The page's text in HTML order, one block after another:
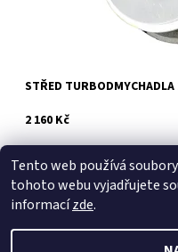
STŘED
2 160 Kč
Tento web používá
tohoto webu vyjadřujete
informacízde.